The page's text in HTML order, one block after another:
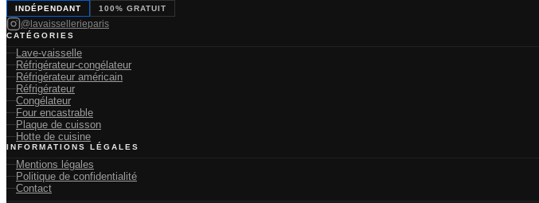
INDÉPENDANT 100% GRATUIT
@lavaissellerieparis
CATÉGORIES
Lave-vaisselle
Réfrigérateur-congélateur
Réfrigérateur américain
Réfrigérateur
Congélateur
Four encastrable
Plaque de cuisson
Hotte de cuisine
INFORMATIONS LÉGALES
Mentions légales
Politique de confidentialité
Contact